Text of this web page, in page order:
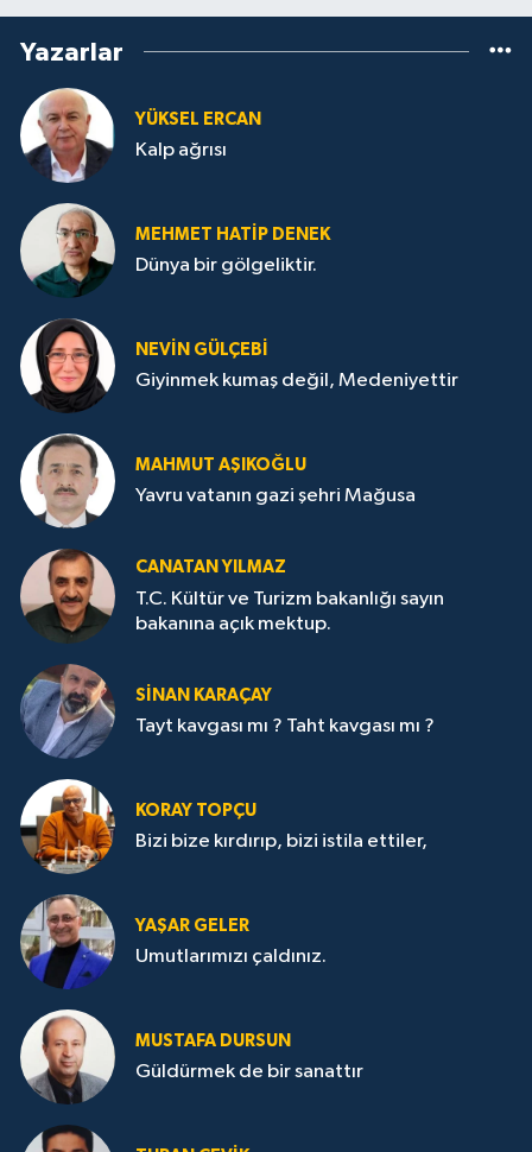
Yazarlar
YÜKSEL ERCAN
Kalp ağrısı
MEHMET HATİP DENEK
Dünya bir gölgeliktir.
NEVİN GÜLÇEBİ
Giyinmek kumaş değil, Medeniyettir
MAHMUT AŞIKOĞLU
Yavru vatanın gazi şehri Mağusa
CANATAN YILMAZ
T.C. Kültür ve Turizm bakanlığı sayın
bakanına açık mektup.
SİNAN KARAÇAY
Tayt kavgası mı ? Taht kavgası mı ?
KORAY TOPÇU
Bizi bize kırdırıp, bizi istila ettiler,
YAŞAR GELER
Umutlarımızı çaldınız.
MUSTAFA DURSUN
Güldürmek de bir sanattır